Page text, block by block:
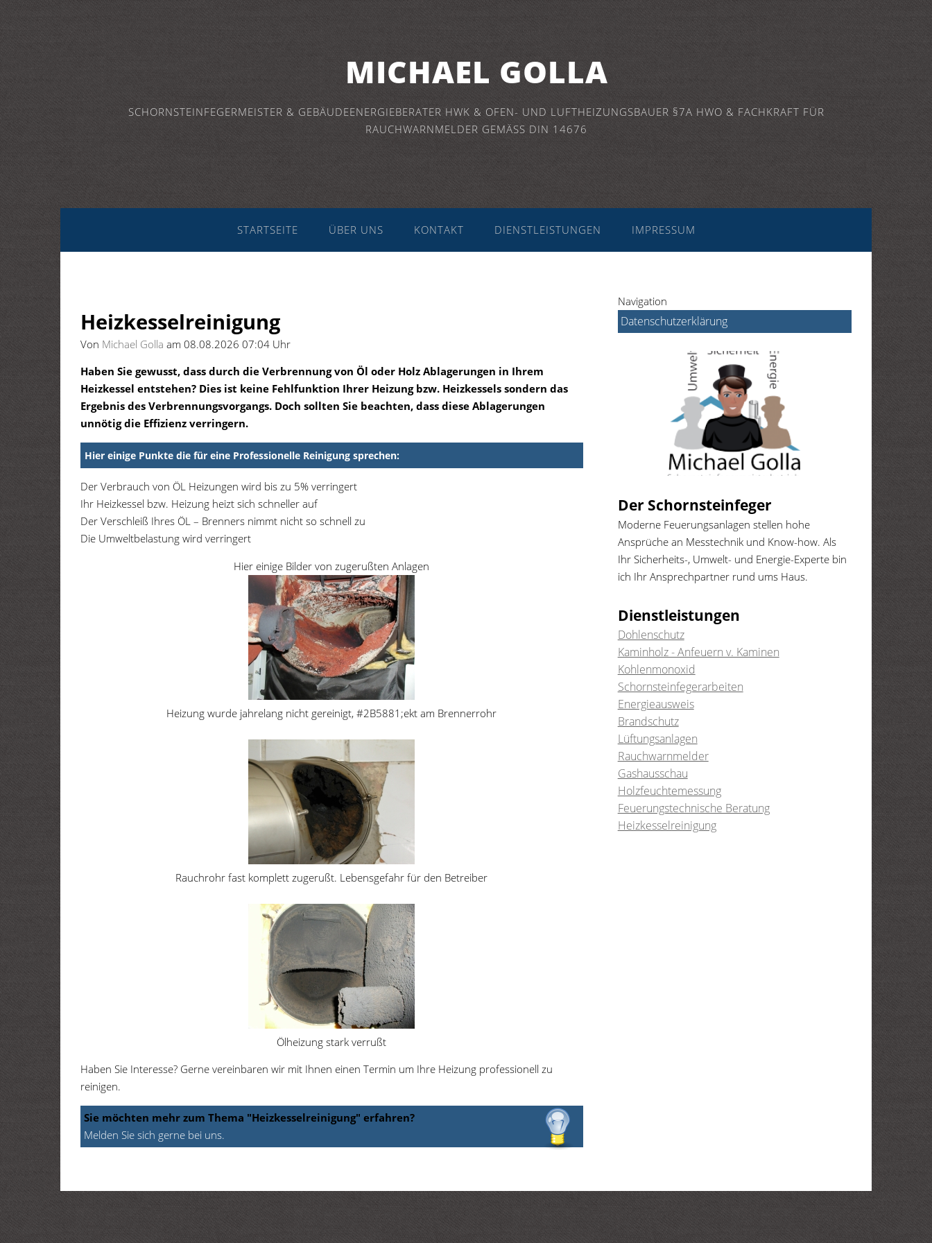
MICHAEL GOLLA
SCHORNSTEINFEGERMEISTER & GEBÄUDEENERGIEBERATER HWK & OFEN- UND LUFTHEIZUNGSBAUER §7A HWO & FACHKRAFT FÜR
RAUCHWARNMELDER GEMÄSS DIN 14676
STARTSEITE ÜBER UNS KONTAKT DIENSTLEISTUNGEN IMPRESSUM
Heizkesselreinigung
Von Michael Golla am 08.08.2026 07:04 Uhr
Haben Sie gewusst, dass durch die Verbrennung von Öl oder Holz Ablagerungen in Ihrem
Heizkessel entstehen? Dies ist keine Fehlfunktion Ihrer Heizung bzw. Heizkessels sondern das
Ergebnis des Verbrennungsvorgangs. Doch sollten Sie beachten, dass diese Ablagerungen
unnötig die Effizienz verringern.
Hier einige Punkte die für eine Professionelle Reinigung sprechen:
Der Verbrauch von ÖL Heizungen wird bis zu 5% verringert
Ihr Heizkessel bzw. Heizung heizt sich schneller auf
Der Verschleiß Ihres ÖL – Brenners nimmt nicht so schnell zu
Die Umweltbelastung wird verringert
Hier einige Bilder von zugerußten Anlagen
Heizung wurde jahrelang nicht gereinigt, #2B5881;ekt am Brennerrohr
Rauchrohr fast komplett zugerußt. Lebensgefahr für den Betreiber
Ölheizung stark verrußt
Haben Sie Interesse? Gerne vereinbaren wir mit Ihnen einen Termin um Ihre Heizung professionell zu
reinigen.
Sie möchten mehr zum Thema "Heizkesselreinigung" erfahren?
Melden Sie sich gerne bei uns.
Navigation
Datenschutzerklärung
Der Schornsteinfeger
Moderne Feuerungsanlagen stellen hohe
Ansprüche an Messtechnik und Know-how. Als
Ihr Sicherheits-, Umwelt- und Energie-Experte bin
ich Ihr Ansprechpartner rund ums Haus.
Dienstleistungen
Dohlenschutz
Kaminholz - Anfeuern v. Kaminen
Kohlenmonoxid
Schornsteinfegerarbeiten
Energieausweis
Brandschutz
Lüftungsanlagen
Rauchwarnmelder
Gashausschau
Holzfeuchtemessung
Feuerungstechnische Beratung
Heizkesselreinigung